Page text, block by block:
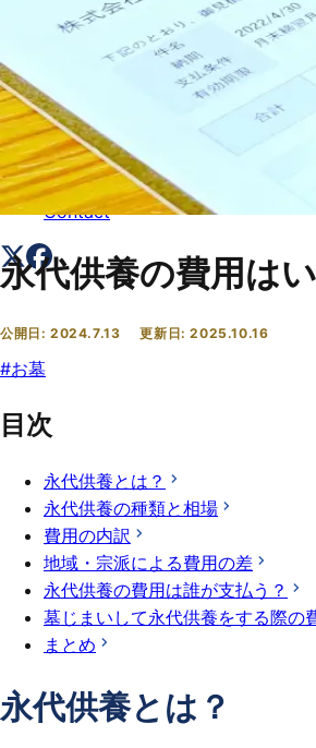
トップ
About
コラム一覧
Columns
お問い合わせ
Contact
永代供養の費用は
公開日:2024.7.13 更新日:2025.10.16
#お墓
目次
永代供養とは？
永代供養の種類と相場
費用の内訳
地域・宗派による費用の差
永代供養の費用は誰が支払う？
墓じまいして永代供養をする際の
まとめ
永代供養とは？